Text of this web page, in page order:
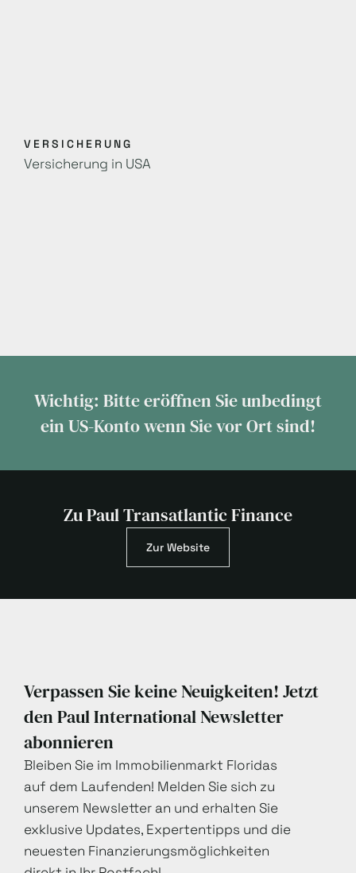
VERSICHERUNG
Versicherung in USA
Wichtig: Bitte eröffnen Sie unbedingt
ein US-Konto wenn Sie vor Ort sind!
Zu Paul Transatlantic Finance
Zur Website
Verpassen Sie keine Neuigkeiten! Jetzt
den Paul International Newsletter
abonnieren
Bleiben Sie im Immobilienmarkt Floridas
auf dem Laufenden! Melden Sie sich zu
unserem Newsletter an und erhalten Sie
exklusive Updates, Expertentipps und die
neuesten Finanzierungsmöglichkeiten